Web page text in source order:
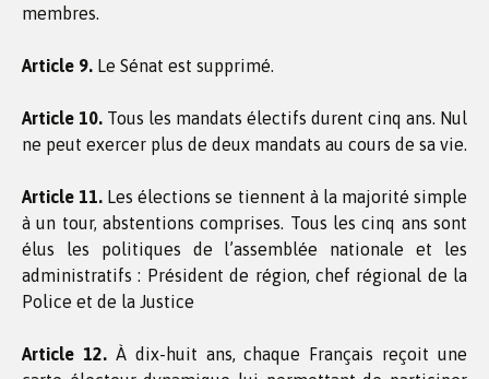
membres.
Article 9. Le Sénat est supprimé.
Article 10. Tous les mandats électifs durent cinq ans. Nul
ne peut exercer plus de deux mandats au cours de sa vie.
Article 11. Les élections se tiennent à la majorité simple
à un tour, abstentions comprises. Tous les cinq ans sont
élus les politiques de l’assemblée nationale et les
administratifs : Président de région, chef régional de la
Police et de la Justice
Article 12.À dix-huit ans, chaque Français reçoit une